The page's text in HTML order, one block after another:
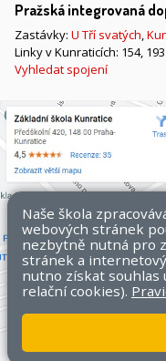
Pražská integrovaná
Zastávky: U Tří svatých,
Linky v Kunraticích: 154,
Vyhledat spojení
Naše škola
webových stránek
nezbytně nutná pro
stránek a
nutno získat souhlas
relační cookies).